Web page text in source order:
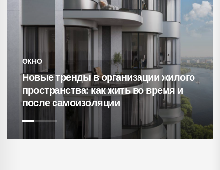
ОКНО
Новые тренды в организации жилого
пространства: как жить во время и
после самоизоляции